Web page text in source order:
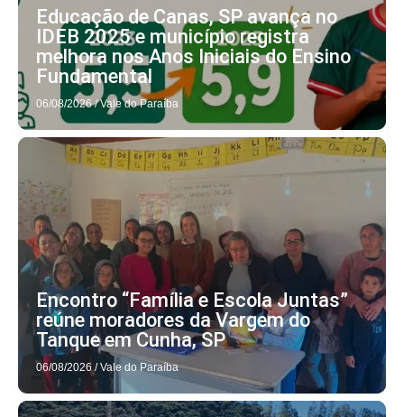
Educação de Canas, SP avança no
IDEB 2025 e município registra
melhora nos Anos Iniciais do Ensino
Fundamental
06/08/2026 / Vale do Paraíba
Encontro “Família e Escola Juntas”
reúne moradores da Vargem do
Tanque em Cunha, SP
06/08/2026 / Vale do Paraíba